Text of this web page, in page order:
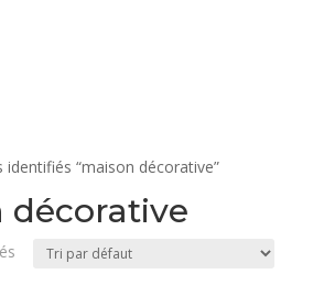
identifiés “maison décorative”
décorative